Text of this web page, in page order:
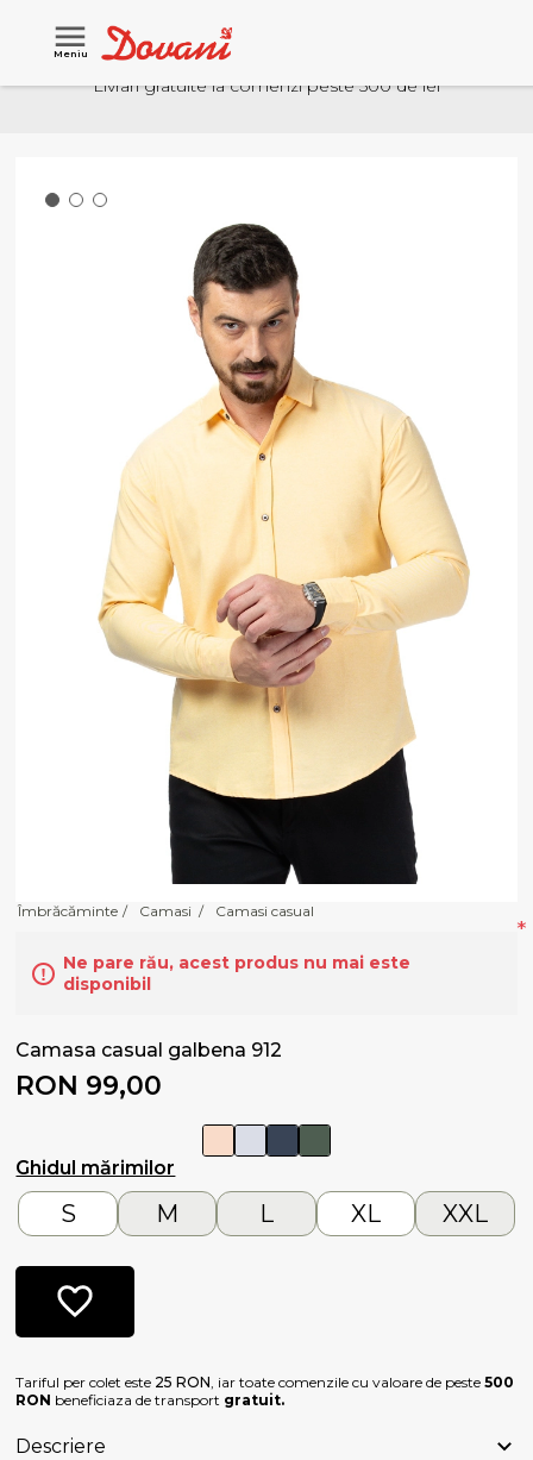
Meniu
Livrari gratuite la comenzi peste 500 de lei
Îmbrăcăminte / Camasi / Camasi casual
Ne pare rău, acest produs nu mai este
disponibil
Camasa casual galbena 912
RON 99,00
Ghidul mărimilor
*
S M L XL XXL
Tariful per colet este 25 RON, iar toate comenzile cu valoare de peste500
RON beneficiaza de transport gratuit.
Descriere